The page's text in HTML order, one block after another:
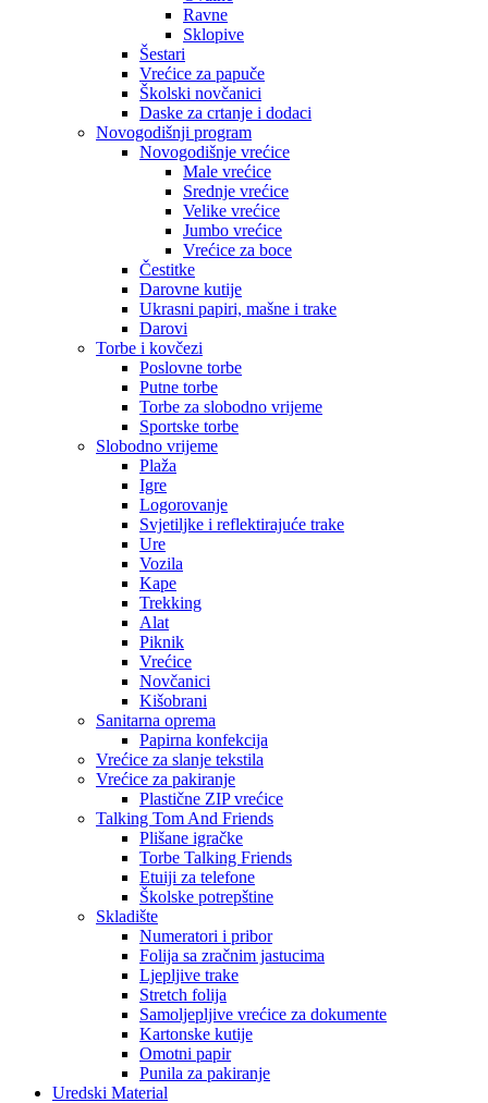
Ravne
Sklopive
Šestari
Vrećice za papuče
Školski novčanici
Daske za crtanje i dodaci
Novogodišnji program
Novogodišnje vrećice
Male vrećice
Srednje vrećice
Velike vrećice
Jumbo vrećice
Vrećice za boce
Čestitke
Darovne kutije
Ukrasni papiri, mašne i trake
Darovi
Torbe i kovčezi
Poslovne torbe
Putne torbe
Torbe za slobodno vrijeme
Sportske torbe
Slobodno vrijeme
Plaža
Igre
Logorovanje
Svjetiljke i reflektirajuće trake
Ure
Vozila
Kape
Trekking
Alat
Piknik
Vrećice
Novčanici
Kišobrani
Sanitarna oprema
Papirna konfekcija
Vrećice za slanje tekstila
Vrećice za pakiranje
Plastične ZIP vrećice
Talking Tom And Friends
Plišane igračke
Torbe Talking Friends
Etuiji za telefone
Školske potrepštine
Skladište
Numeratori i pribor
Folija sa zračnim jastucima
Ljepljive trake
Stretch folija
Samoljepljive vrećice za dokumente
Kartonske kutije
Omotni papir
Punila za pakiranje
Uredski Material